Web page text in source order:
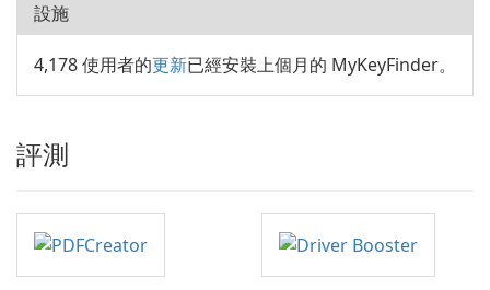
設施
4,178 使用者的更新已經安裝上個月的 MyKeyFinder。
評測